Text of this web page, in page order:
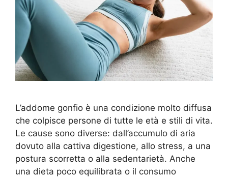
L’addome gonfio è una condizione molto diffusa
che colpisce persone di tutte le età e stili di vita.
Le cause sono diverse: dall’accumulo di aria
dovuto alla cattiva digestione, allo stress, a una
postura scorretta o alla sedentarietà. Anche
una dieta poco equilibrata o il consumo